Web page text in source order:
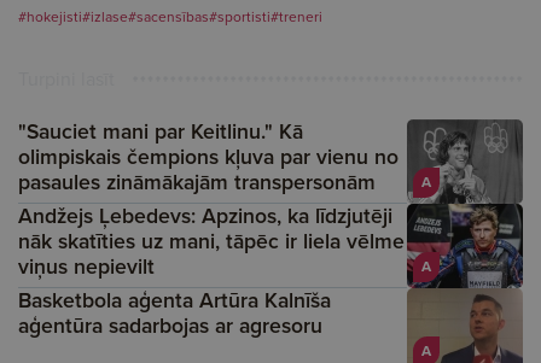
#hokejisti#izlase#sacensības#sportisti#treneri
A
"Sauciet mani par Keitlinu." Kā
olimpiskais čempions kļuva par vienu no
pasaules zināmākajām transpersonām
A
Andžejs Ļebedevs: Apzinos, ka līdzjutēji
nāk skatīties uz mani, tāpēc ir liela vēlme
viņus nepievilt
A
Basketbola aģenta Artūra Kalnīša
aģentūra sadarbojas ar agresoru